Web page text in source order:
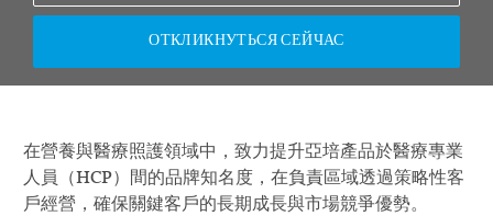
ОТКЛИКНУТЬСЯ СЕЙЧАС
在營養與醫療照護領域中，致力提升亞培產品於醫療專業
人員（HCP）間的品牌知名度，在負責區域透過策略性客
戶經營，確保關鍵客戶的長期成長與市場競爭優勢。